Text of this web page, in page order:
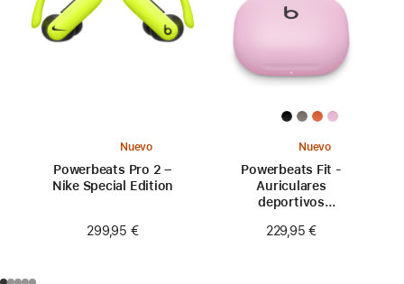
Nuevo
Powerbeats Pro 2 –
Nike Special Edition
299,95 €
Nuevo
Powerbeats Fit -
Auriculares
deportivos
ajuste seguro - Rosa
229,95 €